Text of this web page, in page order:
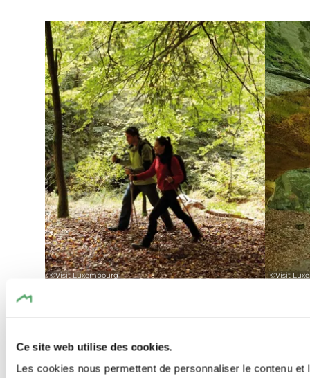
Ce site web utilise des cookies.
Les cookies nous permettent de personnaliser le contenu
©Visit Luxembourg
Circuit auto-pédestre
Grundhof
en savoir plus
©Visit